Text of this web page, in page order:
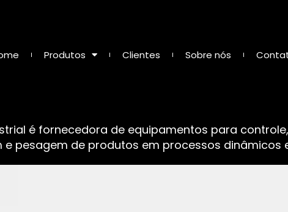
Produtos Clientes Sobre nós
é fornecedora de equipamentos para
pesagem de produtos em processos dinâmicos